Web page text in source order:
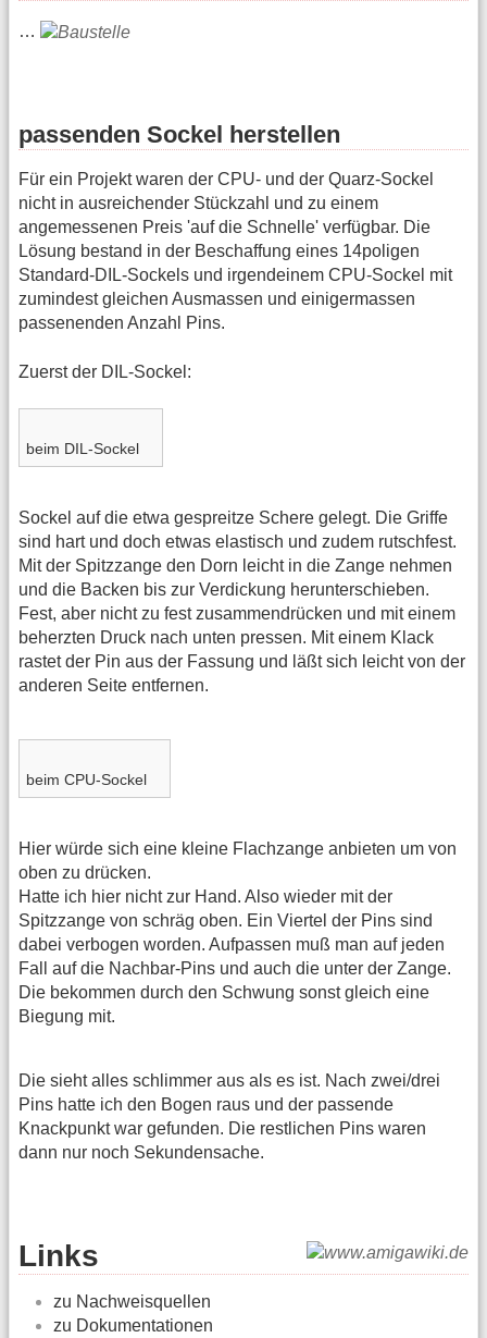
…
passenden Sockel herstellen
Für ein Projekt waren der CPU- und der Quarz-Sockel
nicht in ausreichender Stückzahl und zu einem
angemessenen Preis 'auf die Schnelle' verfügbar. Die
Lösung bestand in der Beschaffung eines 14poligen
Standard-DIL-Sockels und irgendeinem CPU-Sockel mit
zumindest gleichen Ausmassen und einigermassen
passenenden Anzahl Pins.
Zuerst der DIL-Sockel:
beim DIL-Sockel
Sockel auf die etwa gespreitze Schere gelegt. Die Griffe
sind hart und doch etwas elastisch und zudem rutschfest.
Mit der Spitzzange den Dorn leicht in die Zange nehmen
und die Backen bis zur Verdickung herunterschieben.
Fest, aber nicht zu fest zusammendrücken und mit einem
beherzten Druck nach unten pressen. Mit einem Klack
rastet der Pin aus der Fassung und läßt sich leicht von der
anderen Seite entfernen.
beim CPU-Sockel
Hier würde sich eine kleine Flachzange anbieten um von
oben zu drücken.
Hatte ich hier nicht zur Hand. Also wieder mit der
Spitzzange von schräg oben. Ein Viertel der Pins sind
dabei verbogen worden. Aufpassen muß man auf jeden
Fall auf die Nachbar-Pins und auch die unter der Zange.
Die bekommen durch den Schwung sonst gleich eine
Biegung mit.
Die sieht alles schlimmer aus als es ist. Nach zwei/drei
Pins hatte ich den Bogen raus und der passende
Knackpunkt war gefunden. Die restlichen Pins waren
dann nur noch Sekundensache.
Links
zu Nachweisquellen
zu Dokumentationen